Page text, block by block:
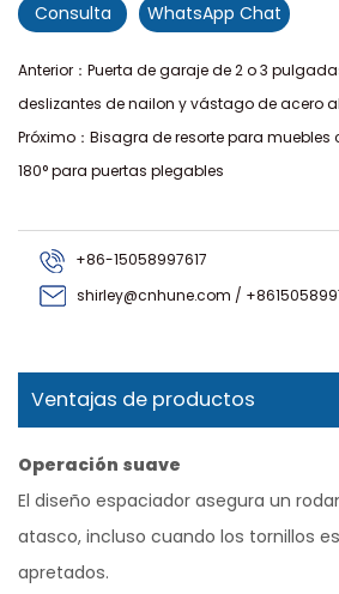
Consulta
WhatsApp Chat
Anterior：Puerta de garaje de 2 o 3
deslizantes de nailon y vástago de acero
Próximo：Bisagra de resorte para
180° para puertas plegables
+86-15058997617
shirley@cnhune.com /
Ventajas de productos
Operación suave
El diseño espaciador asegura un
atasco, incluso cuando los tornillos
apretados.